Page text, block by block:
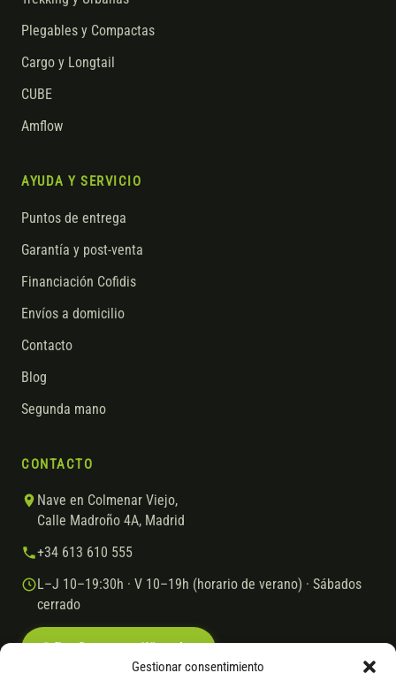
Gestionar consentimiento
Plegables y Compactas
Cargo y Longtail
CUBE
Amflow
AYUDA Y SERVICIO
Puntos de entrega
Garantía y post-venta
Financiación Cofidis
Envíos a domicilio
Contacto
Blog
Segunda mano
CONTACTO
Nave en Colmenar Viejo,
Calle Madroño 4A, Madrid
+34 613 610 555
L–J 10–19:30h · V 10–19h (horario de verano) · Sábados
cerrado